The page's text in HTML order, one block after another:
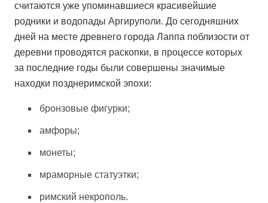
считаются уже упоминавшиеся красивейшие
родники и водопады Аргируполи. До сегодняшних
дней на месте древнего города Лаппа поблизости от
деревни проводятся раскопки, в процессе которых
за последние годы были совершены значимые
находки позднеримской эпохи:
бронзовые фигурки;
амфоры;
монеты;
мраморные статуэтки;
римский некрополь.